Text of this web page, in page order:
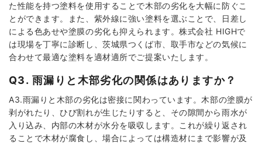
た性能を持つ塗料を使用することで木部の劣化を大幅に防ぐこ
とができます。また、紫外線に強い塗料を選ぶことで、日差し
による色あせや塗膜の劣化も抑えられます。株式会社 HIGHで
は現場を丁寧に診断し、茨城県つくば市、取手市などの気候に
合わせて最適な塗料を適材適所でご提案いたします。
Q3. 雨漏りと木部劣化の関係はありますか？
A3.雨漏りと木部の劣化は密接に関わっています。木部の塗膜が
剥がれたり、ひび割れが生じたりすると、その隙間から雨水が
入り込み、内部の木材が水分を吸収します。これが繰り返され
ることで木材が腐食し、場合によっては構造材にまで影響が及